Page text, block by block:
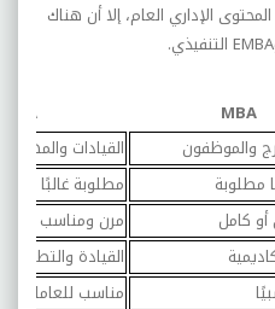
الإداري العام، إلا أن هناك
MBA
والموظفون
القيادات
مطلوبة
مطلوبة غالبًا
كامل
مرن ومناسب
القيادة والتطبيق
مناسب للعاملين